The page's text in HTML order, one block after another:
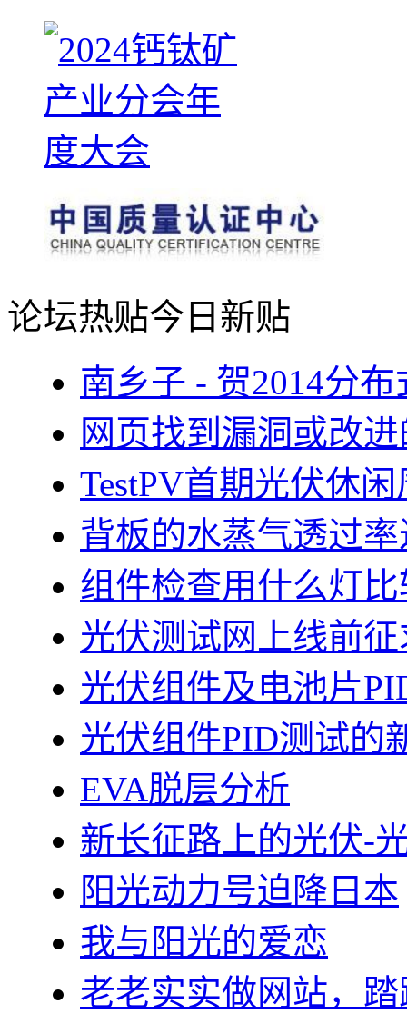
论坛热贴今日新贴
南乡子 - 贺2014分
网页找到漏洞或改
TestPV首期光伏休
背板的水蒸气透过
组件检查用什么灯
光伏测试网上线前
光伏组件及电池片
光伏组件PID测试的
EVA脱层分析
新长征路上的光伏-
阳光动力号迫降日本
我与阳光的爱恋
老老实实做网站，